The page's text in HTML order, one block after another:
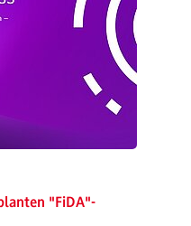
"FiDA"-